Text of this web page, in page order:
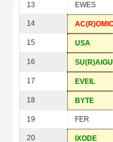
13 EWES
14
15 USA
16
17 EVEIL
18 BYTE
19 FER
20 IXODE